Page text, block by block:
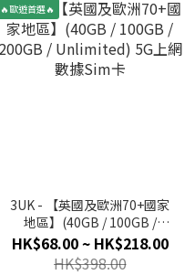
🔥歐遊首選🔥
3UK - 【英國及歐洲70+國家
地區】(40GB / 100GB /
200GB / Unlimited) 5G上網
數據Sim卡
HK$68.00 ~ HK$218.00
HK$398.00